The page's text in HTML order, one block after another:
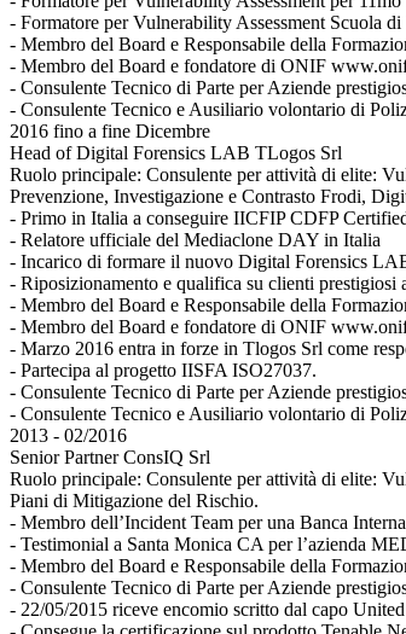
- Formatore per Vulnerability Assessment Scuola
- Membro del Board e Responsabile della
- Membro del Board e fondatore di ONIF
- Consulente Tecnico di Parte per Aziende
- Consulente Tecnico e Ausiliario volontario di
2016 fino a fine Dicembre
Head of Digital Forensics LAB TLogos Srl
Ruolo principale: Consulente per attività di elite:
Prevenzione, Investigazione e Contrasto Frodi,
- Primo in Italia a conseguire IICFIP CDFP
- Relatore ufficiale del Mediaclone DAY in Italia
- Incarico di formare il nuovo Digital Forensics
- Riposizionamento e qualifica su clienti
- Membro del Board e Responsabile della
- Membro del Board e fondatore di ONIF
- Marzo 2016 entra in forze in Tlogos Srl come
- Partecipa al progetto IISFA ISO27037.
- Consulente Tecnico di Parte per Aziende
- Consulente Tecnico e Ausiliario volontario di
2013 - 02/2016
Senior Partner ConsIQ Srl
Ruolo principale: Consulente per attività di elite:
Piani di Mitigazione del Rischio.
- Membro dell’Incident Team per una Banca
- Testimonial a Santa Monica CA per l’azienda
- Membro del Board e Responsabile della
- Consulente Tecnico di Parte per Aziende
- 22/05/2015 riceve encomio scritto dal capo